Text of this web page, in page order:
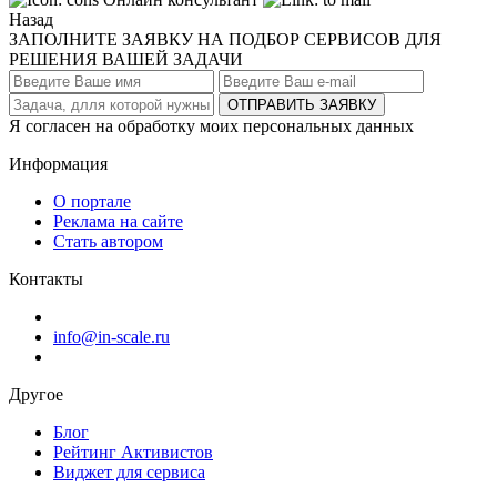
Назад
ЗАПОЛНИТЕ ЗАЯВКУ НА ПОДБОР СЕРВИСОВ ДЛЯ
РЕШЕНИЯ ВАШЕЙ ЗАДАЧИ
ОТПРАВИТЬ ЗАЯВКУ
Я согласен на обработку моих персональных данных
Информация
О портале
Реклама на сайте
Стать автором
Контакты
info@in-scale.ru
Другое
Блог
Рейтинг Активистов
Виджет для сервиса